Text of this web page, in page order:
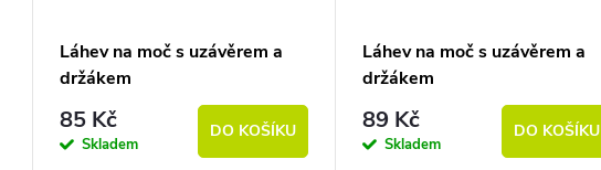
Láhev na moč s uzávěrem a
držákem
85 Kč
Skladem
DO KOŠÍKU
Láhev na moč s uzávěrem a
držákem
89 Kč
Skladem
DO KOŠÍKU